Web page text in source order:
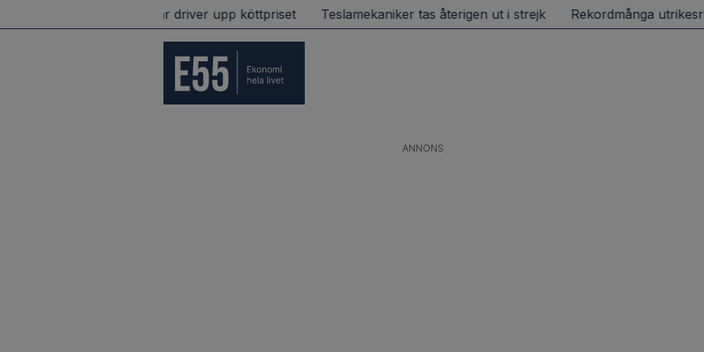
tas återigen ut i strejk Rekordmånga utrikesresor från Arlanda under juli Sobi får ny vd Petro:
ANNONS